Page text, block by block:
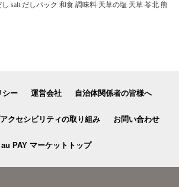
salt だしパック 和食 調味料 天草の塩 天草 苓北 熊
シー 運営会社 自治体関係者の皆様へ
クセシビリティの取り組み お問い合わせ
au PAY マーケットトップ